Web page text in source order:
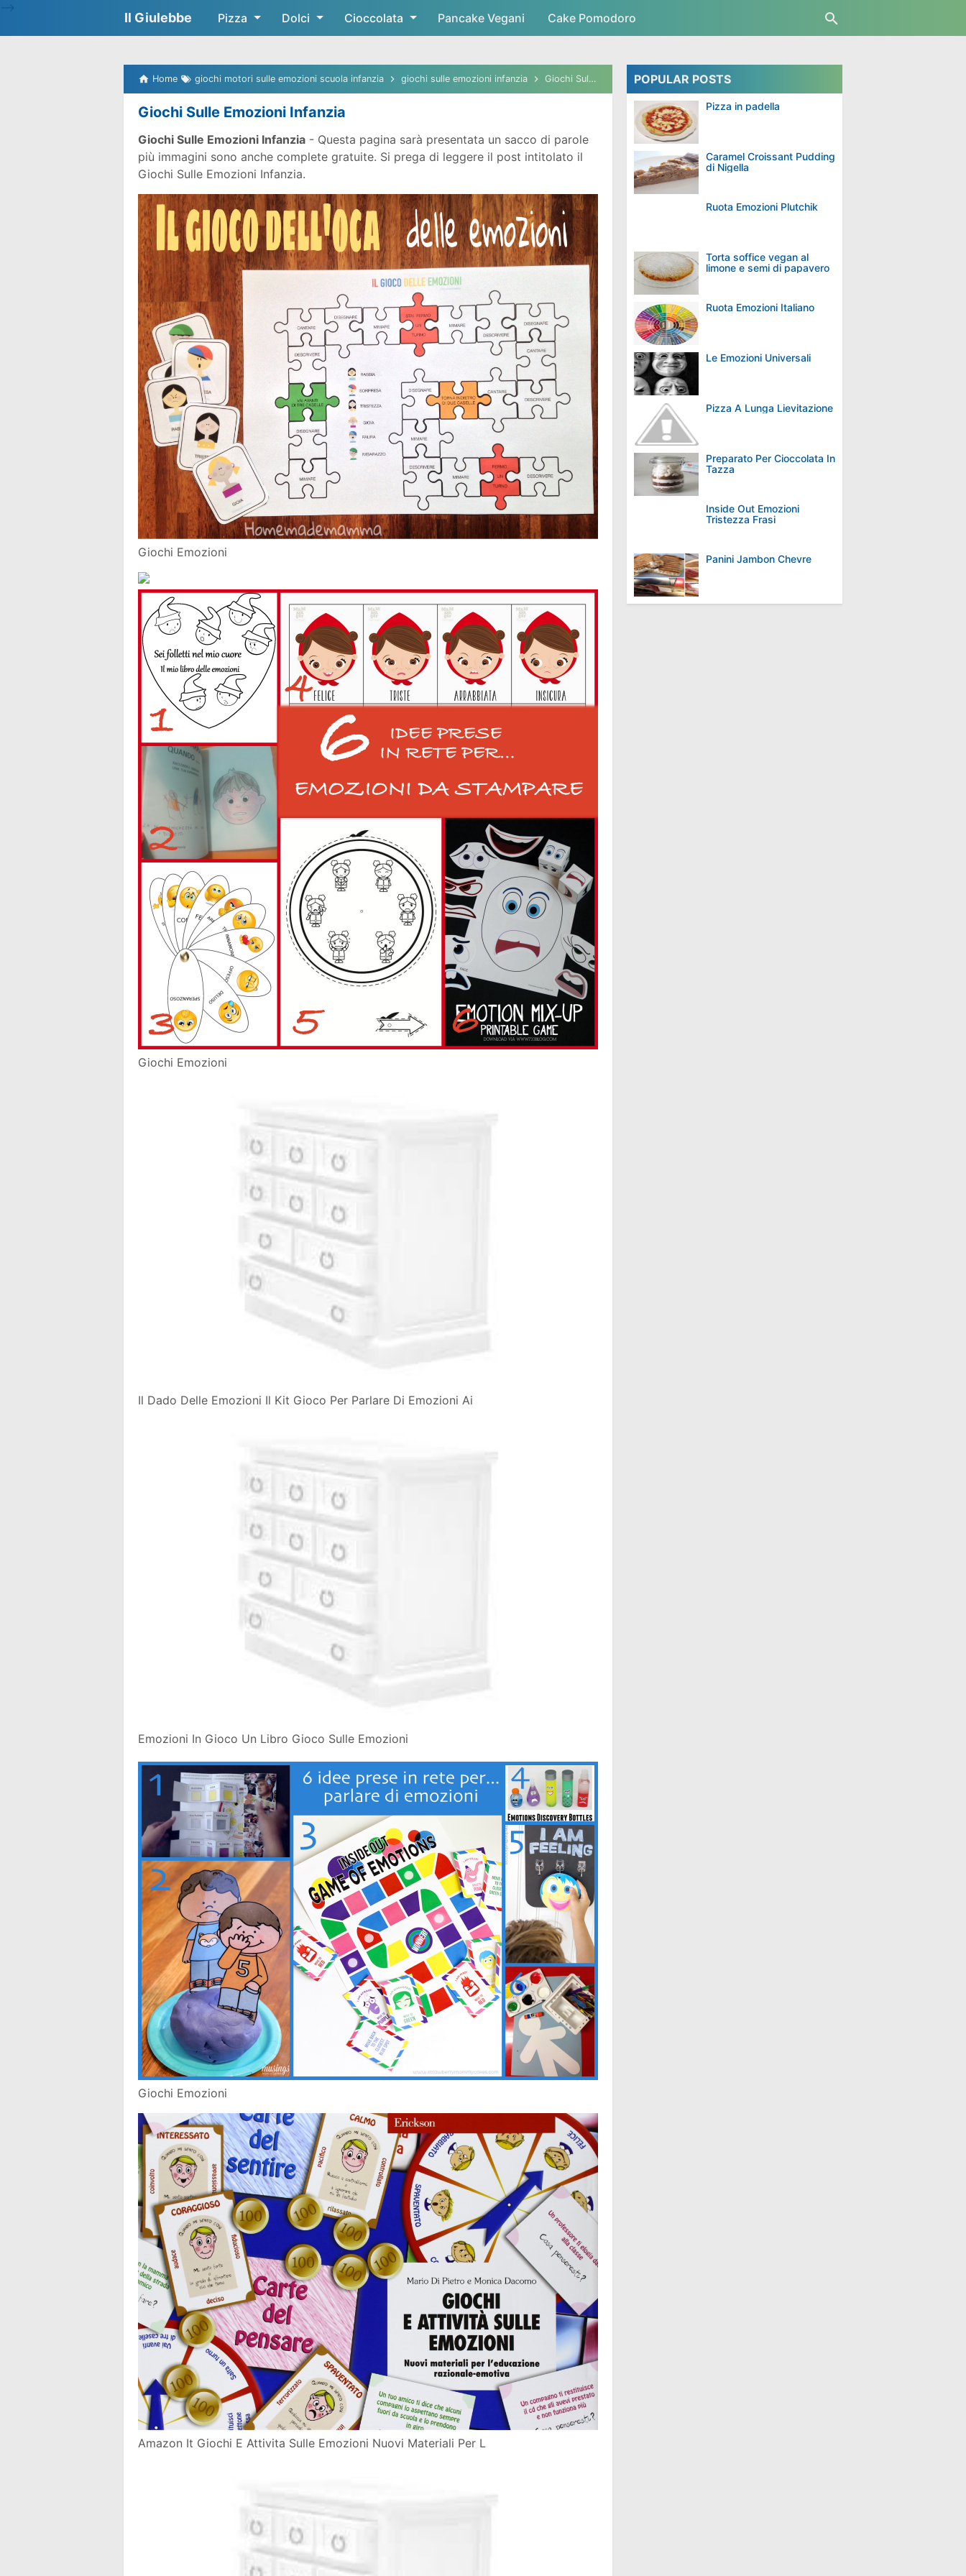
Skip to main content
Il Giulebbe Pizza Dolci Cioccolata Pancake Vegani Cake Pomodoro
Home giochi motori sulle emozioni scuola infanzia giochi sulle emozioni infanzia Giochi Sulle Emozioni Infanzia
Giochi Sulle Emozioni Infanzia
Giochi Sulle Emozioni Infanzia - Questa pagina sarà presentata un sacco di parole
più immagini sono anche complete gratuite. Si prega di leggere il post intitolato il
Giochi Sulle Emozioni Infanzia.
Giochi Emozioni
Giochi Emozioni
Il Dado Delle Emozioni Il Kit Gioco Per Parlare Di Emozioni Ai
Emozioni In Gioco Un Libro Gioco Sulle Emozioni
Giochi Emozioni
Amazon It Giochi E Attivita Sulle Emozioni Nuovi Materiali Per L
POPULAR POSTS
Pizza in padella
Caramel Croissant Pudding
di Nigella
Ruota Emozioni Plutchik
Torta soffice vegan al
limone e semi di papavero
Ruota Emozioni Italiano
Le Emozioni Universali
Pizza A Lunga Lievitazione
Preparato Per Cioccolata In
Tazza
Inside Out Emozioni
Tristezza Frasi
Panini Jambon Chevre